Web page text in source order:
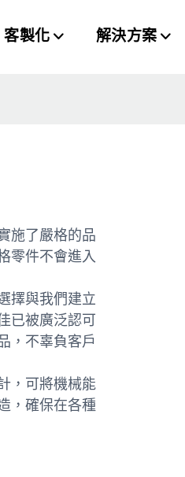
客製化 解決方案
施了嚴格的品
零件不會進入
擇與我們建立
已被廣泛認可
，不辜負客戶
，可將機械能
，確保在各種